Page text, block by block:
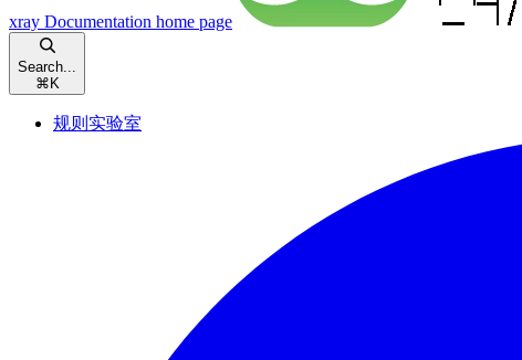
xray Documentation home page
Search...
⌘ K
规则实验室